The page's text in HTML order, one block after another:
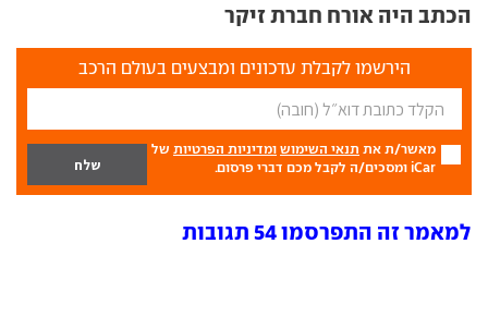
הכתב היה אורח חברת זיקר
הירשמו לקבלת עדכונים ומבצעים בעולם הרכב
מאשר/ת את תנאי השימוש ומדיניות הפרטיות של
iCar ומסכים/ה לקבל מכם דברי פרסום.
למאמר זה התפרסמו 54 תגובות